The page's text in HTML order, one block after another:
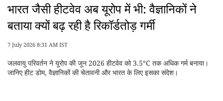
भारत जैसी हीटवेव अब यूरोप में भी: वैज्ञानिकों ने
बताया क्यों बढ़ रही है रिकॉर्डतोड़ गर्मी
7 July 2026 8:31 AM IST
जलवायु परिवर्तन ने यूरोप की जून 2026 हीटवेव को 3.5°C तक अधिक गर्म बनाया।
जानिए हीट डोम, वैज्ञानिकों की चेतावनी और भारत के लिए इसका संदेश।